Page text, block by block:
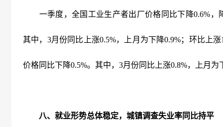
一季度，全国工业生产者出厂价格同比下降0.6%，
其中， 3月份同比上涨0.5%，上月为下降0.9%；环比上涨
价格同比下降0.5%。其中， 3月份同比上涨0.8%，上月为
八、就业形势总体稳定，城镇调查失业率同比持平